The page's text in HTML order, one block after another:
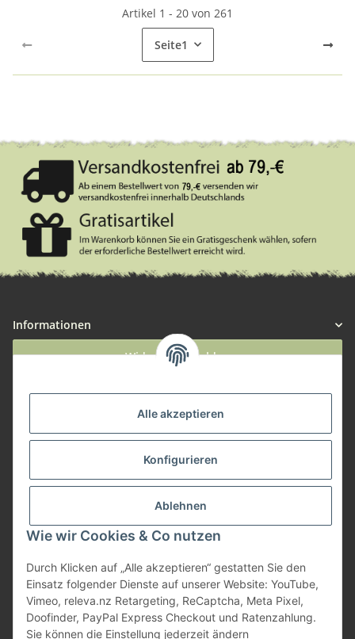
Alle akzeptieren
Konfigurieren
Ablehnen
Wie wir Cookies & Co nutzen
Durch Klicken auf „Alle akzeptieren“ gestatten Sie den
Einsatz folgender Dienste auf unserer Website: YouTube,
Vimeo, releva.nz Retargeting, ReCaptcha, Meta Pixel,
Doofinder, PayPal Express Checkout und Ratenzahlung.
Sie können die Einstellung jederzeit ändern
Artikel 1 - 20 von 261
Seite1
Informationen
Widerruf anmelden
Zahlungsmöglichkeiten